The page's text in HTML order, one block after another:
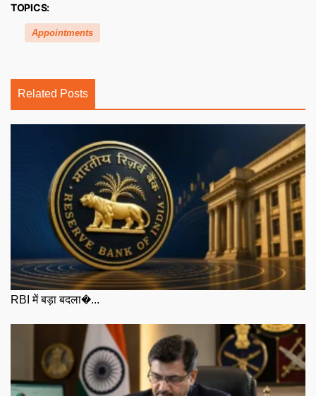
TOPICS:
Appointments
Related Posts
RBI में बड़ा बदला�...